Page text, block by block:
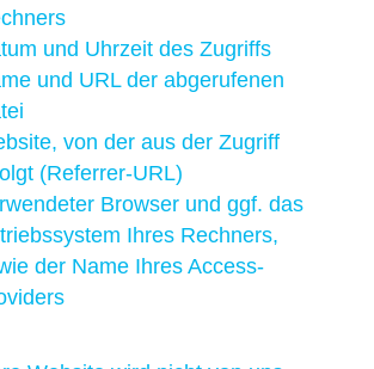
und Uhrzeit des Zugriffs
und URL der abgerufenen
von der aus der Zugriff
(Referrer-URL)
Browser und ggf. das
Ihres Rechners,
der Name Ihres Access-